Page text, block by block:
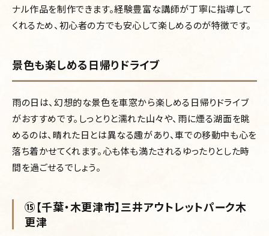
ナル作品を制作できます。経験豊富な講師が丁寧に指導して
くれるため、初心者の方でも安心して楽しめるのが特徴です。
景色も楽しめる日帰りドライブ
雨の日は、幻想的な景色を車窓から楽しめる日帰りドライブ
がおすすめです。しっとりと濡れた山々や、雨に煙る湖面を眺
めるのは、晴れた日とは異なる趣があり、車での移動中も心を
落ち着かせてくれます。心も体も満たされるゆったりとした時
間を過ごせるでしょう。
⑮【千葉・木更津市】三井アウトレットパーク木
更津